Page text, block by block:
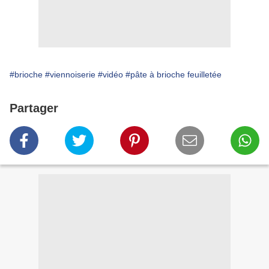
#brioche #viennoiserie #vidéo #pâte à brioche feuilletée
Partager